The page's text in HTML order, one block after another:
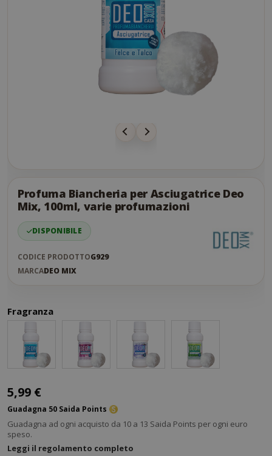
the
end
the
images
gallery
Profuma Biancheria per Asciugatrice Deo
Mix, 100ml, varie profumazioni
DISPONIBILE
CODICE PRODOTTOG929
MARCADEO MIX
Fragranza
5,99 €
Guadagna 50 Saida Points
Guadagna ad ogni acquisto da 10 a 13 Saida Points per ogni euro
speso.
Leggi il regolamento completo